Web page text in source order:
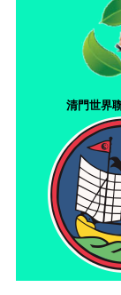
清門世界